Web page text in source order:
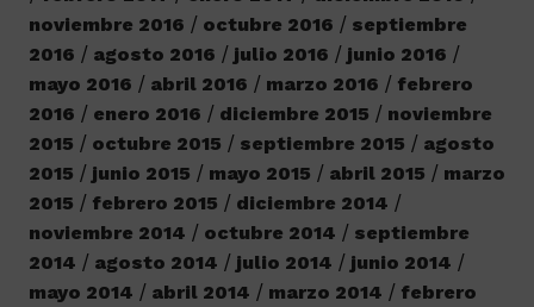
noviembre 2016
octubre 2016
septiembre
2016
agosto 2016 julio 2016
junio 2016
mayo 2016
abril 2016 marzo 2016
febrero
2016
enero 2016 diciembre 2015
noviembre
2015
octubre 2015 septiembre 2015
agosto
2015
junio 2015 mayo 2015 abril 2015
marzo
2015
febrero 2015
diciembre 2014
noviembre 2014
octubre 2014
septiembre
2014
agosto 2014 julio 2014
junio 2014
mayo 2014
abril 2014 marzo 2014
febrero